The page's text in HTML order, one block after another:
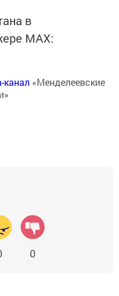
в
MАХ:
канал «Менделеевские
0